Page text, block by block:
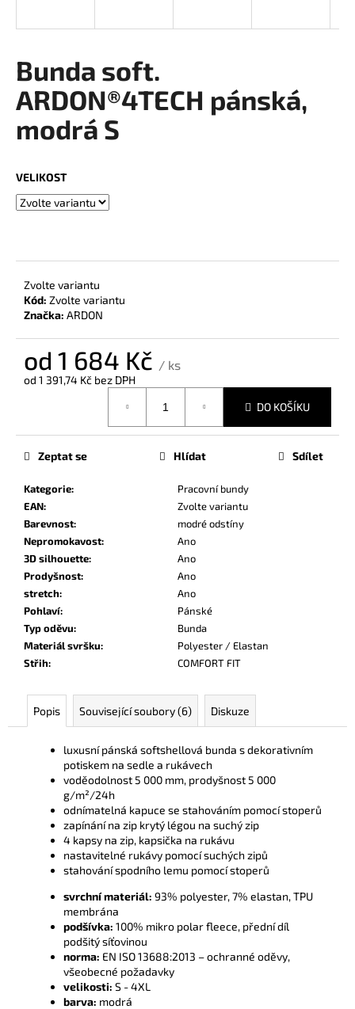
Bunda soft.
ARDON®4TECH pánská,
modrá S
VELIKOST
Zvolte variantu
Kód: Zvolte variantu
Značka: ARDON
od 1 684 Kč / ks
od 1 391,74 Kč bez DPH
DO KOŠÍKU
Kategorie:
Pracovní bundy
EAN:
Zvolte variantu
Barevnost:
modré odstíny
Nepromokavost:
Ano
3D silhouette:
Ano
Prodyšnost:
Ano
stretch:
Ano
Pohlaví:
Pánské
Typ oděvu:
Bunda
Materiál svršku:
Polyester / Elastan
Střih: COMFORT FIT
Zeptat se Hlídat Sdílet
Popis Související soubory (6) Diskuze
luxusní pánská softshellová bunda s dekorativním
potiskem na sedle a rukávech
voděodolnost 5 000 mm, prodyšnost 5 000
g/m²/24h
odnímatelná kapuce se stahováním pomocí stoperů
zapínání na zip krytý légou na suchý zip
4 kapsy na zip, kapsička na rukávu
nastavitelné rukávy pomocí suchých zipů
stahování spodního lemu pomocí stoperů
svrchní materiál: 93% polyester, 7% elastan, TPU
membrána
podšívka: 100% mikro polar fleece, přední díl
podšitý síťovinou
norma: EN ISO 13688:2013 – ochranné oděvy,
všeobecné požadavky
velikosti: S - 4XL
barva: modrá
í
t
?
p
o
u
u